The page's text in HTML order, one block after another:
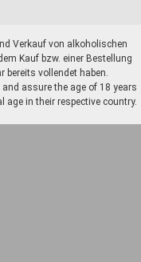
Verkauf von alkoholischen
Kauf bzw. einer Bestellung
bereits vollendet haben.
assure the age of 18 years
age in their respective country.